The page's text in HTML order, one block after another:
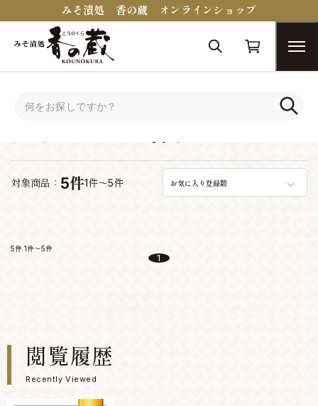
みそ漬処 香の蔵 オンラインショップ
対象商品： 5件1件～5件 お気に入り登録数
5件 1件～5件
1
閲覧履歴
Recently Viewed